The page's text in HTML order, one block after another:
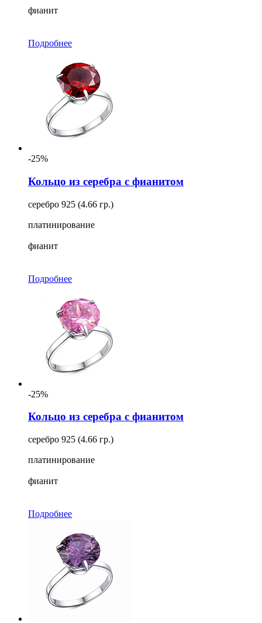
фианит
Подробнее
-25%
Кольцо из серебра с фианитом
серебро 925 (4.66 гр.)
платинирование
фианит
Подробнее
-25%
Кольцо из серебра с фианитом
серебро 925 (4.66 гр.)
платинирование
фианит
Подробнее